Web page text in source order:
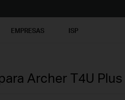
EMPRESAS ISP
Archer T4U Plus